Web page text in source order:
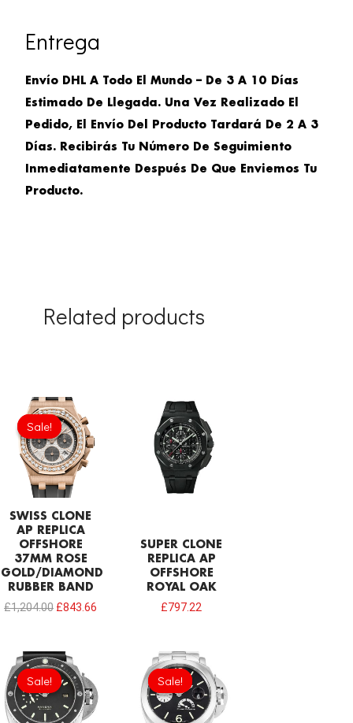
Entrega
Envío DHL A Todo El Mundo – De 3 A 10 Días
Estimado De Llegada. Una Vez Realizado El
Pedido, El Envío Del Producto Tardará De 2 A 3
Días. Recibirás Tu Número De Seguimiento
Inmediatamente Después De Que Enviemos Tu
Producto.
Related products
Sale!
Sale!
SWISS CLONE
AP REPLICA
OFFSHORE
37MM ROSE
GOLD/DIAMOND
RUBBER BAND
£1,204.00
Original
price
was:
£1,204.00.
£843.66
SUPER CLONE
REPLICA AP
OFFSHORE
ROYAL OAK
£797.22
Sale!
Sale!
Original
price
was:
£301.00.
is:
£206.40.
Sale!
Sale!
Original
price
was:
£301.00.
is:
£206.40.